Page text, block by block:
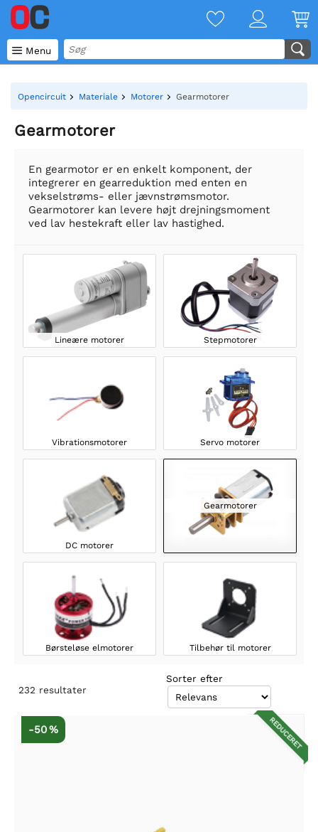
 Menu
Opencircuit Materiale Motorer Gearmotorer
Gearmotorer
En gearmotor er en enkelt komponent, der
integrerer en gearreduktion med enten en
vekselstrøms- eller jævnstrømsmotor.
Gearmotorer kan levere højt drejningsmoment
ved lav hestekraft eller lav hastighed.
Lineære motorer Stepmotorer
Vibrationsmotorer Servo motorer
DC motorer
Gearmotorer
Børsteløse elmotorer Tilbehør til motorer
232 resultater
Sorter efter
REDUCERET
-50 %